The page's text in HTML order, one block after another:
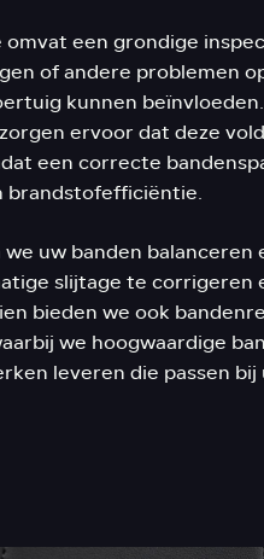
een grondige
of andere problemen
kunnen
ervoor dat deze
een correcte
brandstofefficiëntie.
uw banden balanceren
slijtage te corrigeren
bieden we ook
we hoogwaardige
leveren die passen